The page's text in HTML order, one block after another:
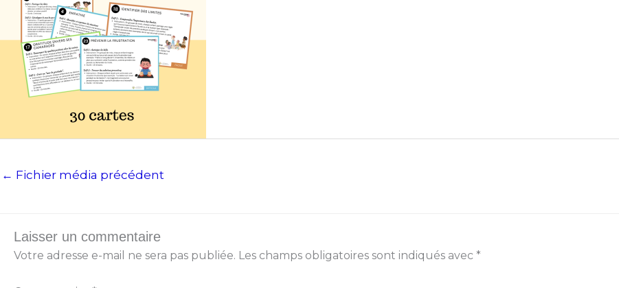
← Fichier média précédent
Laisser un commentaire
Votre adresse e-mail ne sera pas publiée. Les champs obligatoires sont indiqués avec *